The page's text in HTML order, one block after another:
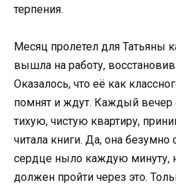
терпения.
Месяц пролетел для Татьяны
вышла на работу,
Оказалось, что её как
помнят и ждут. Каждый вечер
тихую, чистую квартиру,
читала книги. Да, она безумно
сердце ныло каждую минуту,
должен пройти через это.